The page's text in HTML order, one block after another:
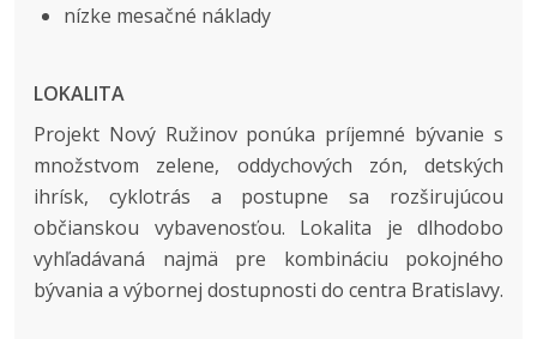
nízke mesačné náklady
LOKALITA
Projekt Nový Ružinov ponúka príjemné bývanie s
množstvom zelene, oddychových zón, detských
ihrísk, cyklotrás a postupne sa rozširujúcou
občianskou vybavenosťou. Lokalita je dlhodobo
vyhľadávaná najmä pre kombináciu pokojného
bývania a výbornej dostupnosti do centra Bratislavy.